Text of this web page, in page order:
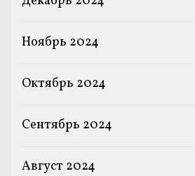
Ноябрь 2024
Октябрь 2024
Сентябрь 2024
Август 2024